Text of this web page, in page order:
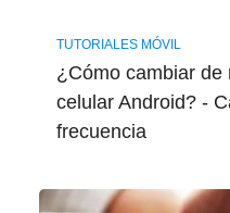
TUTORIALES MÓVIL
¿Cómo cambiar de
celular Android? -
frecuencia